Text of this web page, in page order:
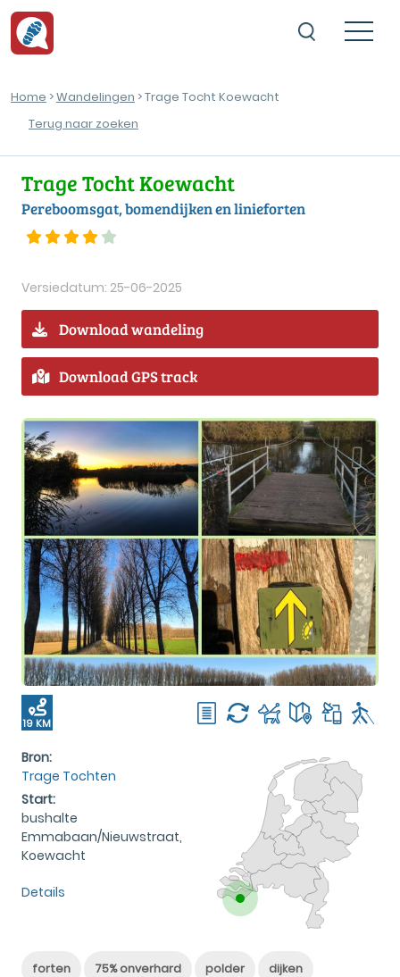
Home >Wandelingen > Trage Tocht Koewacht
Terug naar zoeken
Trage Tocht Koewacht
Pereboomsgat, bomendijken en linieforten
Versiedatum: 25-06-2025
Download wandeling
Download GPS track
19 KM
Bron:
Trage Tochten
Start:
bushalte
Emmabaan/Nieuwstraat,
Koewacht
Details
forten 75% onverhard polder dijken